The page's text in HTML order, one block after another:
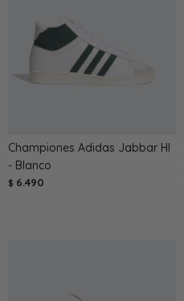
Championes Adidas Jabbar HI
- Blanco
$ 6.490